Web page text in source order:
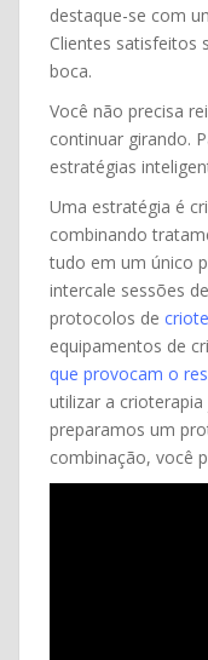
destaque-se com
Clientes satisfeitos
boca.
Você não precisa
continuar girando.
estratégias
Uma estratégia é
combinando
tudo em um único
intercale sessões
protocolos de
equipamentos de
que provocam o
utilizar a
preparamos um
combinação, você